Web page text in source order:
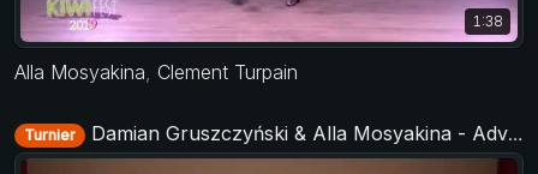
1:38
Alla Mosyakina Clement Turpain
Turnier Damian Gruszczyński & Alla Mosyakina - Advanced Jack&Jill - Ukrainian Open 2018